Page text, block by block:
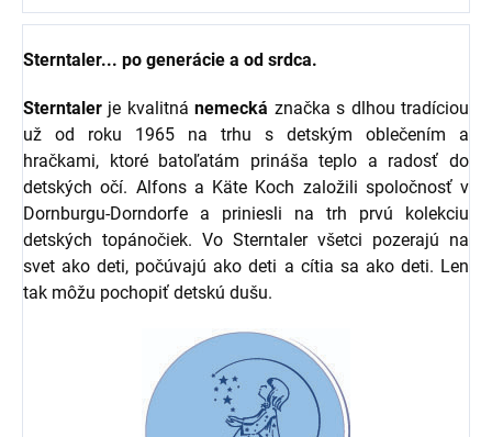
Sterntaler... po generácie a od srdca.
Sterntaler je kvalitnánemecká značka s dlhou tradíciou
už od roku 1965 na trhu s detským oblečením a
hračkami, ktoré batoľatám prináša teplo a radosť do
detských očí. Alfons a Käte Koch založili spoločnosť v
Dornburgu-Dorndorfe a priniesli na trh prvú kolekciu
detských topánočiek. Vo Sterntaler všetci pozerajú na
svet ako deti, počúvajú ako deti a cítia sa ako deti. Len
tak môžu pochopiť detskú dušu.